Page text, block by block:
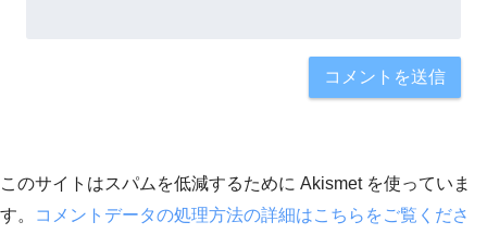
このサイトはスパムを低減するために Akismet を使っていま
す。
コメントデータの処理方法の詳細はこちらをご覧くださ